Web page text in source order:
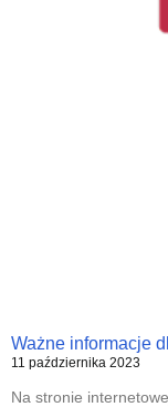
Ważne informacje
11 października 2023
Na stronie